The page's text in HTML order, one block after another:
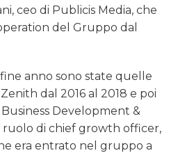
ceo di Publicis Media, che
del Gruppo dal
anno sono state quelle
dal 2016 al 2018 e poi
Development &
ruolo di chief growth officer,
era entrato nel gruppo a